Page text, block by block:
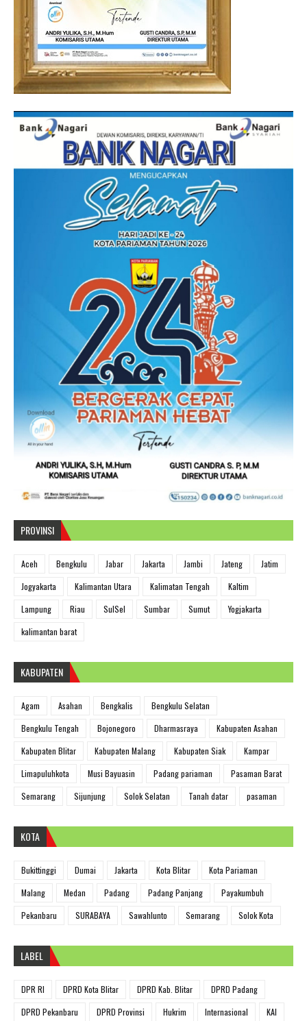
PROVINSI
Aceh Bengkulu Jabar Jakarta Jambi Jateng
Jatim
Jogyakarta
Kalimantan Utara Kalimatan Tengah
Kaltim
Lampung
Riau SulSel Sumbar Sumut
Yogjakarta
kalimantan barat
KABUPATEN
Agam Asahan Bengkalis
Bengkulu Selatan
Bengkulu Tengah
Bojonegoro Dharmasraya
Kabupaten Asahan
Kabupaten Blitar
Kabupaten Malang Kabupaten Siak
Kampar
Limapuluhkota
Musi Bayuasin Padang pariaman
Pasaman Barat
Semarang
Sijunjung Solok Selatan Tanah datar pasaman
KOTA
Bukittinggi Dumai Jakarta Kota Blitar
Kota Pariaman
Malang
Medan Padang Padang Panjang
Payakumbuh
Pekanbaru
SURABAYA Sawahlunto Semarang Solok Kota
LABEL
DPR RI DPRD Kota Blitar DPRD Kab. Blitar
DPRD Padang
DPRD Pekanbaru
DPRD Provinsi Hukrim Internasional KAI